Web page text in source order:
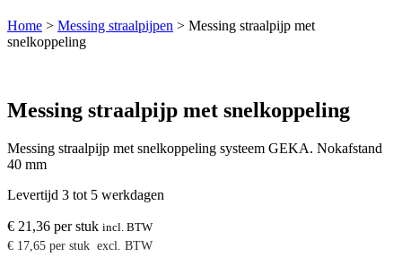
Home > Messing straalpijpen > Messing straalpijp met
snelkoppeling
Messing straalpijp met snelkoppeling
Messing straalpijp met snelkoppeling systeem GEKA. Nokafstand
40 mm
Levertijd 3 tot 5 werkdagen
€ 21,36 per stuk incl. BTW
€ 17,65 per stuk excl. BTW